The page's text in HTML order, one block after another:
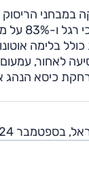
בלימה
לאחור,
כיסא הנהג